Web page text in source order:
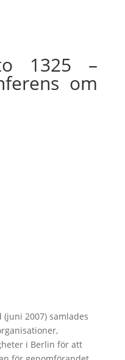
1325 –
om
2007) samlades
i Berlin för att